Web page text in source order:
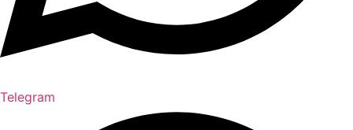
Telegram